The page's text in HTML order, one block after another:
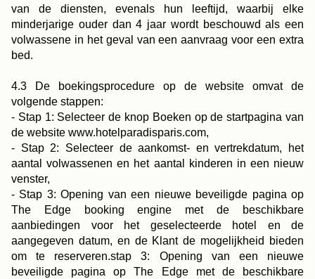
van de diensten, evenals hun leeftijd, waarbij elke
minderjarige ouder dan 4 jaar wordt beschouwd als een
volwassene in het geval van een aanvraag voor een extra
bed.
4.3 De boekingsprocedure op de website omvat de
volgende stappen:
- Stap 1: Selecteer de knop Boeken op de startpagina van
de website www.hotelparadisparis.com,
- Stap 2: Selecteer de aankomst- en vertrekdatum, het
aantal volwassenen en het aantal kinderen in een nieuw
venster,
- Stap 3: Opening van een nieuwe beveiligde pagina op
The Edge booking engine met de beschikbare
aanbiedingen voor het geselecteerde hotel en de
aangegeven datum, en de Klant de mogelijkheid bieden
om te reserveren.stap 3: Opening van een nieuwe
beveiligde pagina op The Edge met de beschikbare